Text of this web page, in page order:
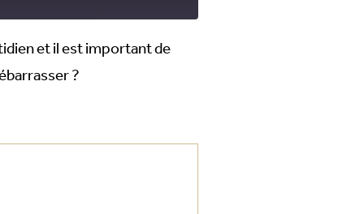
et il est important de
?